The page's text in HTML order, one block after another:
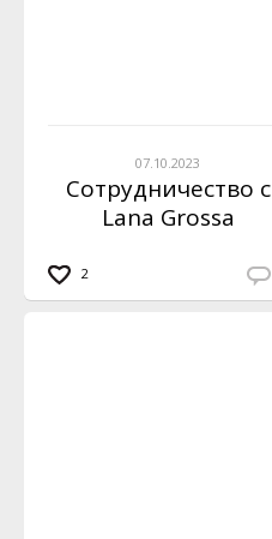
2
07.10.2023
Сотрудничество с
Lana Grossa